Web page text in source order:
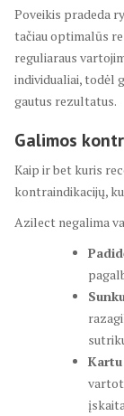
Poveikis pradeda
tačiau optimalūs
reguliaraus
individualiai, todėl
gautus rezultatus.
Galimos
Kaip ir bet kuris
kontraindikacijų,
Azilect negalima